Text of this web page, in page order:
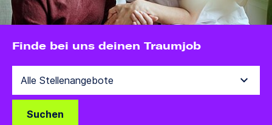
Finde bei uns deinen Traumjob
Suchen